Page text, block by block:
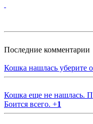
Последние комментарии
Кошка нашлась уберите
Кошка еще не нашлась.
Боится всего. +1